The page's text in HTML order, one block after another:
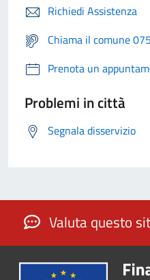
Richiedi Assistenza
Chiama il comune
Prenota un
Problemi in città
Segnala disservizio
Valuta questo